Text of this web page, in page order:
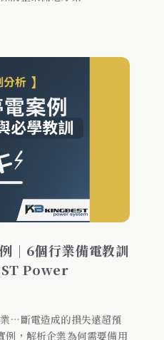
｜6個行業備電教訓
Power
…斷電造成的損失遠超預
例，解析企業為何需要備用